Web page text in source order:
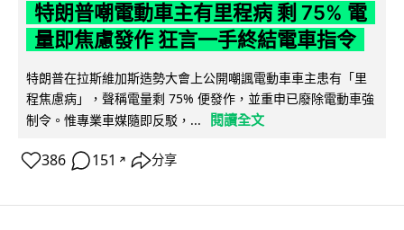
特朗普嘲電動車主有里程病 剩 75% 電
量即焦慮發作 狂言一手終結電車指令
特朗普在拉斯維加斯造勢大會上公開嘲諷電動車車主患有「里
程焦慮病」，聲稱電量剩 75% 便發作，並重申已廢除電動車強
制令。惟專業車媒隨即反駁，...
閱讀全文
386 151 ↗ 分享